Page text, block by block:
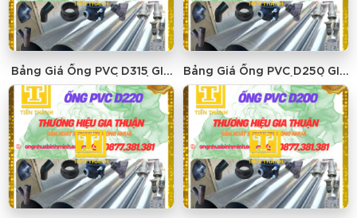
Bảng Giá Ống PVC D315 GIA
THUẬN - GIÁ RẺ NHẤT
Bảng Giá Ống PVC D250 GIA
THUẬN - GIÁ RẺ NHẤT